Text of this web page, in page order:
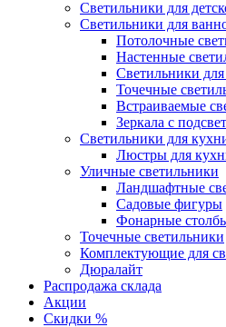
Светильники для
Светильники для
Потолочные
Настенные
Светильники для
Точечные
Встраиваемые
Зеркала с
Светильники для
Люстры для
Уличные светильники
Ландшафтные
Садовые фигуры
Фонарные
Точечные светильники
Комплектующие для
Дюралайт
Распродажа склада
Акции
Скидки %